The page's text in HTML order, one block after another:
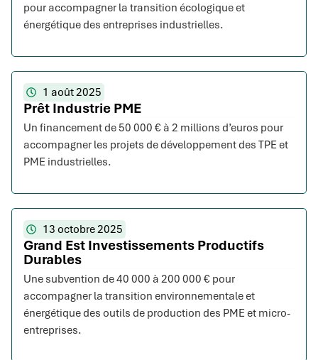
pour accompagner la transition écologique et
énergétique des entreprises industrielles.
1 août 2025
Prêt Industrie PME
Un financement de 50 000 € à 2 millions d’euros pour
accompagner les projets de développement des TPE et
PME industrielles.
13 octobre 2025
Grand Est Investissements Productifs
Durables
Une subvention de 40 000 à 200 000 € pour
accompagner la transition environnementale et
énergétique des outils de production des PME et micro-
entreprises.